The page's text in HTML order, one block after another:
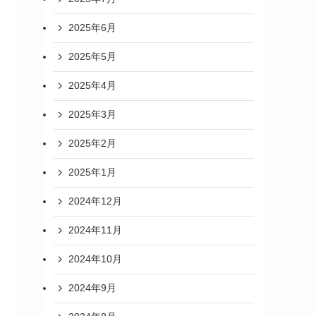
2025年6月
2025年5月
2025年4月
2025年3月
2025年2月
2025年1月
2024年12月
2024年11月
2024年10月
2024年9月